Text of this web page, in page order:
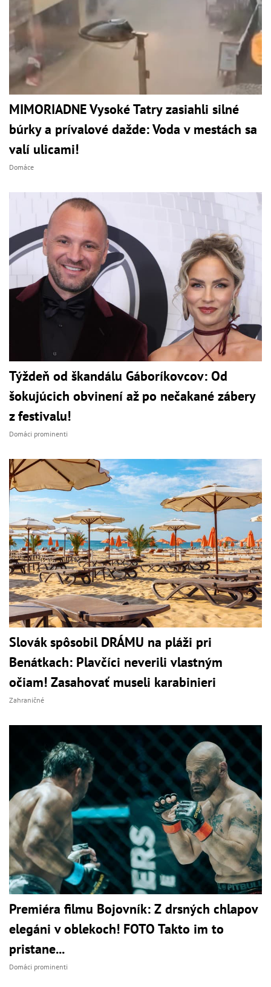
MIMORIADNE Vysoké Tatry zasiahli silné
búrky a prívalové dažde: Voda v mestách sa
valí ulicami!
Domáce
Týždeň od škandálu Gáboríkovcov: Od
šokujúcich obvinení až po nečakané zábery
z festivalu!
Domáci prominenti
Slovák spôsobil DRÁMU na pláži pri
Benátkach: Plavčíci neverili vlastným
očiam! Zasahovať museli karabinieri
Zahraničné
Premiéra filmu Bojovník: Z drsných chlapov
elegáni v oblekoch! FOTO Takto im to
pristane...
Domáci prominenti